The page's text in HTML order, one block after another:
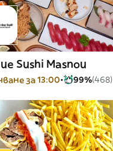
Sushi Masnou
за 13:00 99%(468)